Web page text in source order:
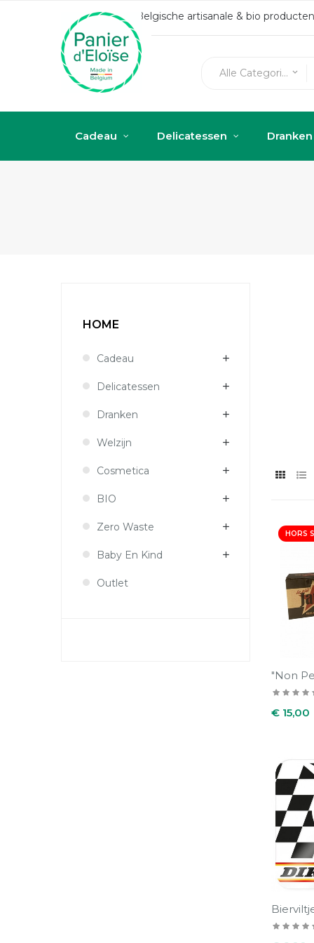
Belgische artisanale & bio
Alle Categorieën keyboard_arrow_down
Cadeau Delicatessen Dranken
HOME
Cadeau
Delicatessen
Dranken
Welzijn
Cosmetica
BIO
Zero Waste
Baby En Kind
Outlet
HORS
"Non
Prijs
€ 15,00